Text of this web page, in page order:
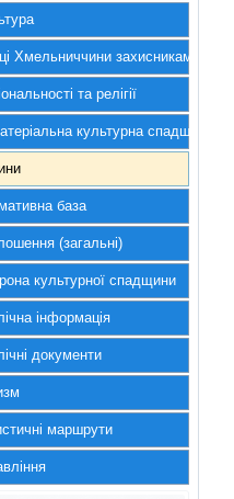
Хмельниччини захисникам
та релігії
культурна спадщина
база
(загальні)
культурної спадщини
інформація
документи
маршрути